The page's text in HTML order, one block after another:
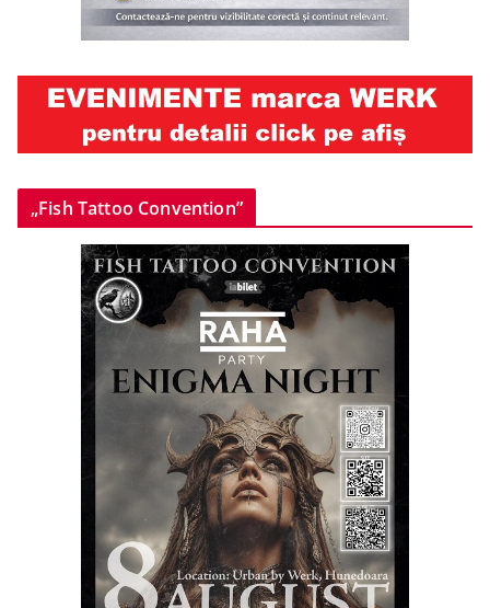
„Fish Tattoo Convention”